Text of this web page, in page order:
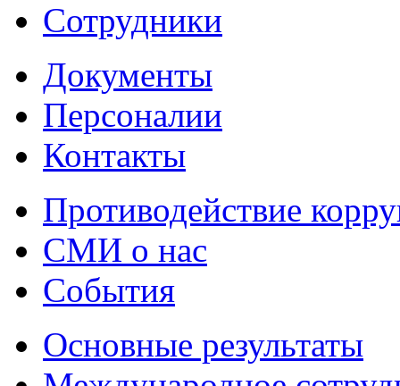
Сотрудники
Документы
Персоналии
Контакты
Противодействие
СМИ о нас
События
Основные результаты